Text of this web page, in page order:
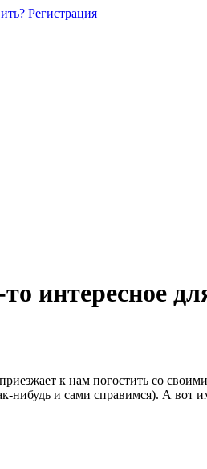
Регистрация
интересное
к нам погостить со
нибудь и сами справимся). А вот